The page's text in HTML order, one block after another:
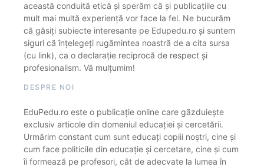
această conduită etică și sperăm că și publicațiile cu
mult mai multă experiență vor face la fel. Ne bucurăm
că găsiți subiecte interesante pe Edupedu.ro și suntem
siguri că înțelegeți rugămintea noastră de a cita sursa
(cu link), ca o declarație reciprocă de respect și
profesionalism. Vă mulțumim!
DESPRE NOI
EduPedu.ro este o publicație online care găzduiește
exclusiv articole din domeniul educației și cercetării.
Urmărim constant cum sunt educați copiii noștri, cine și
cum face politicile din educație și cercetare, cine și cum
îi formează pe profesori, cât de adecvate la lumea în